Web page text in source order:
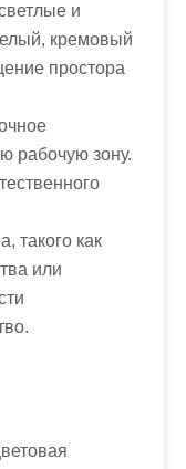
и
кремовый
простора
рабочую зону.
такого как
или